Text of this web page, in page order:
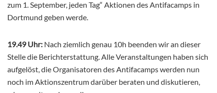
zum 1. September, jeden Tag“ Aktionen des Antifacamps in
Dortmund geben werde.
19.49 Uhr: Nach ziemlich genau 10h beenden wir an dieser
Stelle die Berichterstattung. Alle Veranstaltungen haben sich
aufgelöst, die Organisatoren des Antifacamps werden nun
noch im Aktionszentrum darüber beraten und diskutieren,